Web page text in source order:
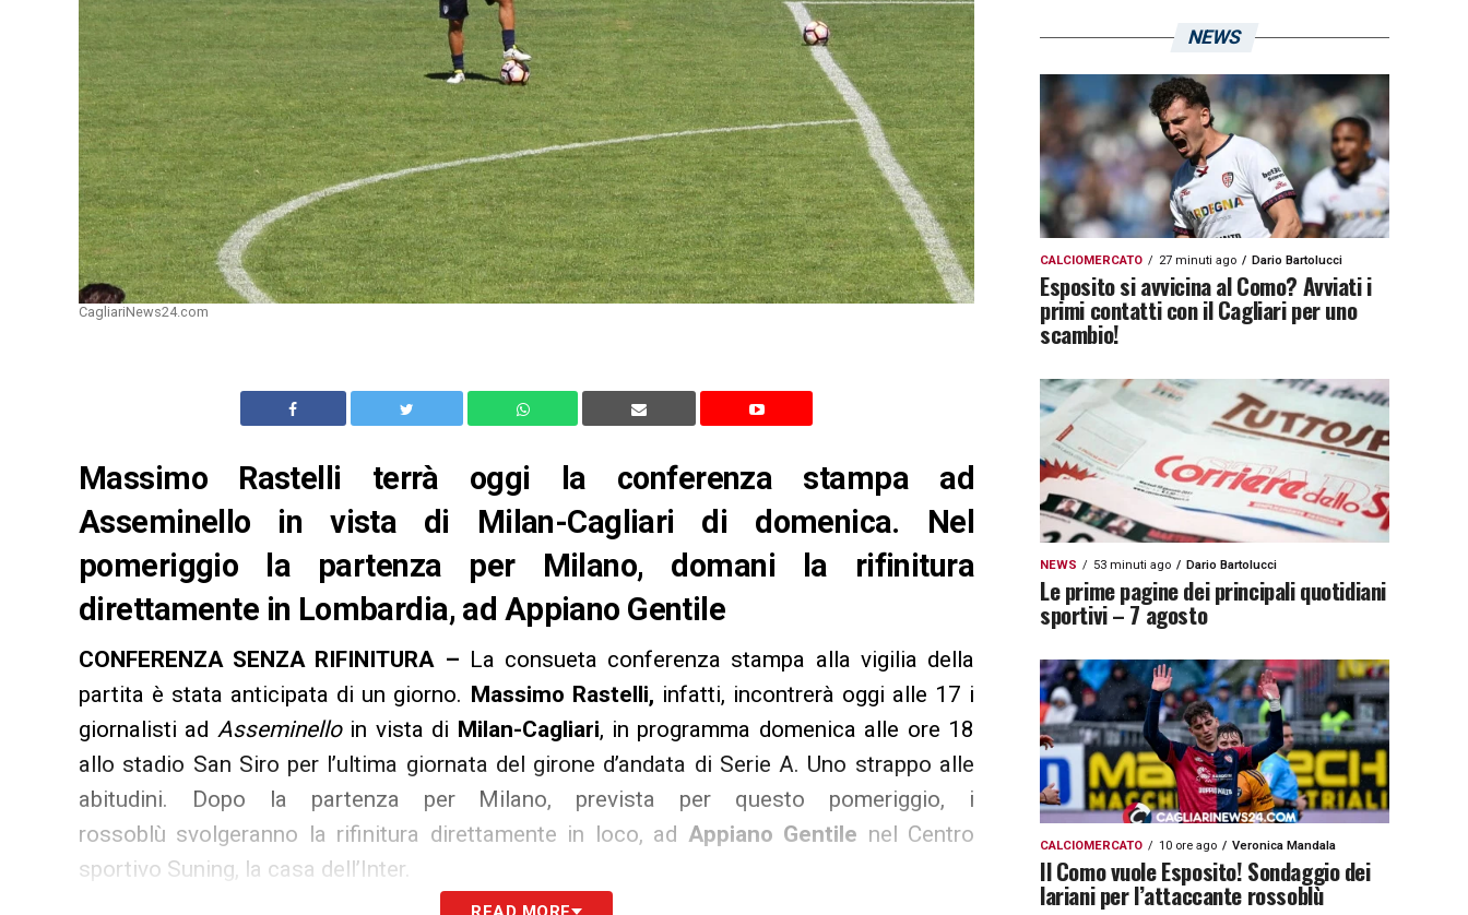
CagliariNews24.com
Massimo Rastelli terrà oggi la conferenza stampa ad
Asseminello in vista di Milan-Cagliari di domenica. Nel
pomeriggio la partenza per Milano, domani la rifinitura
direttamente in Lombardia, ad Appiano Gentile
CONFERENZA SENZA RIFINITURA – La consueta conferenza stampa alla vigilia della
partita è stata anticipata di un giorno. Massimo Rastelli, infatti, incontrerà oggi alle 17 i
giornalisti ad Asseminello in vista di Milan-Cagliari, in programma domenica alle ore 18
allo stadio San Siro per l’ultima giornata del girone d’andata di Serie A. Uno strappo alle
abitudini. Dopo la partenza per Milano, prevista per questo pomeriggio, i
rossoblù svolgeranno la rifinitura direttamente in loco, ad Appiano Gentile nel Centro
sportivo Suning, la casa dell’Inter.
NEWS
CALCIOMERCATO 27 minuti ago Dario Bartolucci
Esposito si avvicina al Como? Avviati i
primi contatti con il Cagliari per uno
scambio!
NEWS 53 minuti ago Dario Bartolucci
Le prime pagine dei principali quotidiani
sportivi – 7 agosto
CALCIOMERCATO 10 ore ago Veronica Mandala
Il Como vuole Esposito! Sondaggio dei
lariani per l’attaccante rossoblù